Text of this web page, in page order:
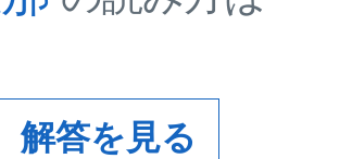
解答を見る